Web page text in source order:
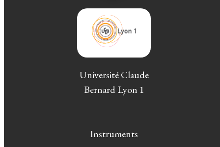
Université Claude
Bernard Lyon 1
Instruments